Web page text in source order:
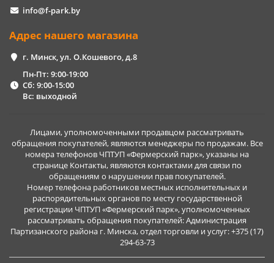
info@f-park.by
Адрес нашего магазина
г. Минск, ул. О.Кошевого, д.8
Пн-Пт: 9:00-19:00
Сб: 9:00-15:00
Вс: выходной
Лицами, уполномоченными продавцом рассматривать
обращения покупателей, являются менеджеры по продажам. Все
номера телефонов ЧПТУП «Фермерский парк», указаны на
странице Контакты, являются контактами для связи по
обращениям о нарушении прав покупателей.
Номер телефона работников местных исполнительных и
распорядительных органов по месту государственной
регистрации ЧПТУП «Фермерский парк», уполномоченных
рассматривать обращения покупателей: Администрация
Партизанского района г. Минска, отдел торговли и услуг: +375 (17)
294-63-73